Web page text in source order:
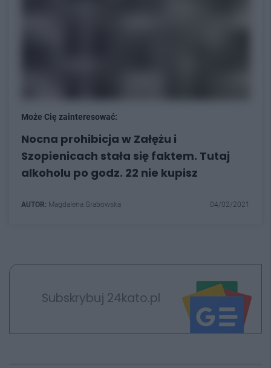
Może Cię zainteresować:
Nocna prohibicja w Załężu i
Szopienicach stała się faktem. Tutaj
alkoholu po godz. 22 nie kupisz
AUTOR: Magdalena Grabowska 04/02/2021
Subskrybuj 24kato.pl